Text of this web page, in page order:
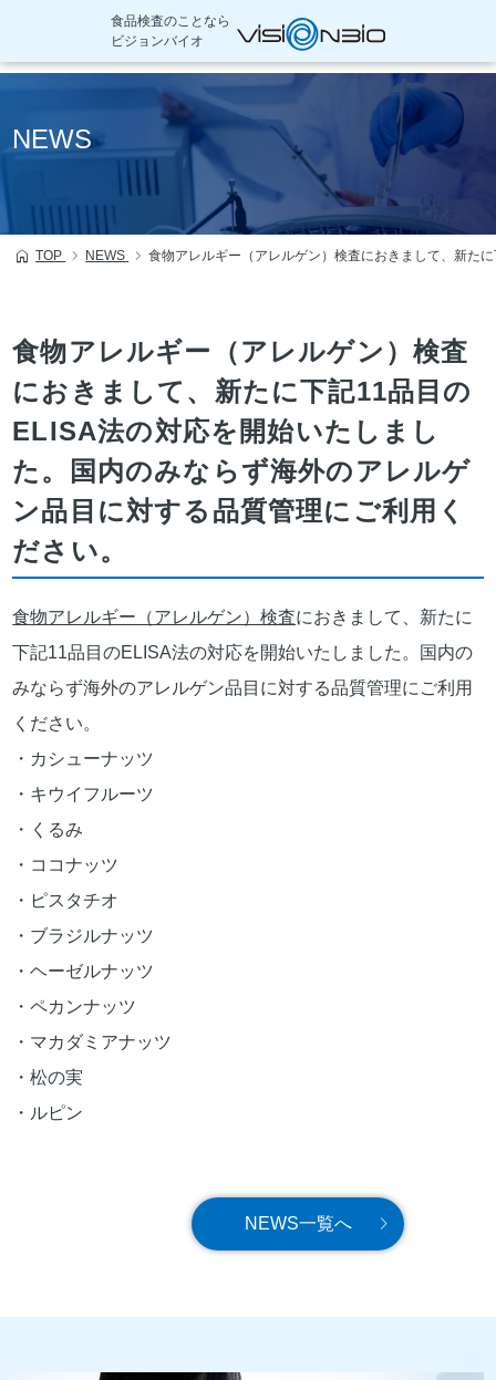
へ
食品検査のことなら
ビジョンバイオ
NEWS
TOP NEWS 食物アレルギー（アレルゲン）検査におきまして、新た
食物アレルギー（アレルゲン）検査
におきまして、新たに下記11品目の
ELISA法の対応を開始いたしまし
た。国内のみならず海外のアレルゲ
ン品目に対する品質管理にご利用く
ださい。
食物アレルギー（アレルゲン）検査におきまして、新たに
下記11品目のELISA法の対応を開始いたしました。国内の
みならず海外のアレルゲン品目に対する品質管理にご利用
ください。
・カシューナッツ
・キウイフルーツ
・くるみ
・ココナッツ
・ピスタチオ
・ブラジルナッツ
・ヘーゼルナッツ
・ペカンナッツ
・マカダミアナッツ
・松の実
・ルピン
NEWS一覧へ